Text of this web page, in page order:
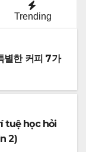
Trending
별한 커피 7가
tuệ học hỏi
2)